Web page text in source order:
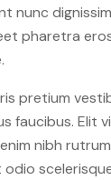
nunc
pharetra
pretium
faucibus. Elit
nibh
odio